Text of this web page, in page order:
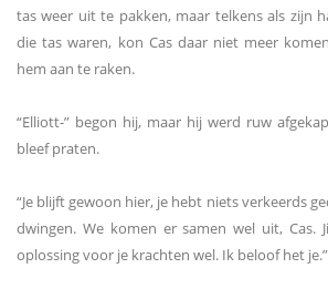
tas weer uit te pakken, maar telkens als zijn
die tas waren, kon Cas daar niet meer
hem aan te raken.
“Elliott-” begon hij, maar hij werd ruw
bleef praten.
“Je blijft gewoon hier, je hebt niets verkeerds
dwingen. We komen er samen wel uit, Cas.
oplossing voor je krachten wel. Ik beloof het je.”